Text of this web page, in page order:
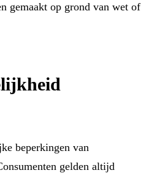
gemaakt op grond van wet of
beperkingen van
gelden altijd